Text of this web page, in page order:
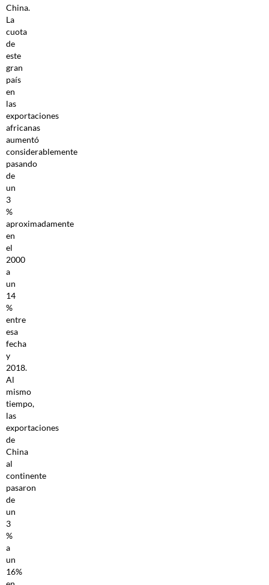
China.
La
cuota
de
este
gran
país
en
las
exportaciones
africanas
aumentó
considerablemente
pasando
de
un
3
%
aproximadamente
en
el
2000
a
un
14
%
entre
esa
fecha
y
2018.
Al
mismo
tiempo,
las
exportaciones
de
China
al
continente
pasaron
de
un
3
%
a
un
16%